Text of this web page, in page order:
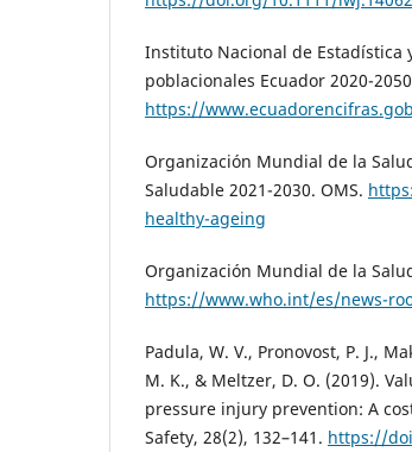
Instituto Nacional de Estadística
poblacionales Ecuador 2020-
https://
Organización Mundial de la
Saludable 2021-2030. OMS.
healthy-ageing
Organización Mundial de la
https://www.who.int/es/news-
Padula, W. V., Pronovost, P. J.,
M. K., & Meltzer, D. O. (2019).
pressure injury prevention: A
Safety, 28(2), 132–141. https://